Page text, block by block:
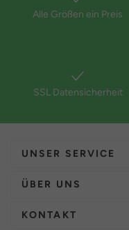
Alle Größen ein Preis
SSL Datensicherheit
UNSER SERVICE
ÜBER UNS
KONTAKT